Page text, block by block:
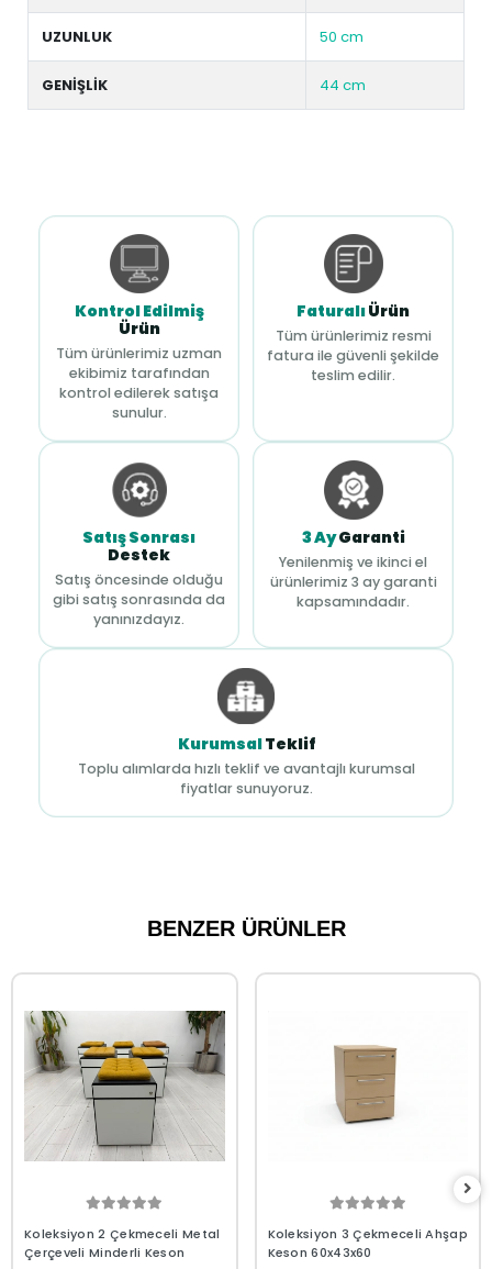
UZUNLUK 50 cm
GENİŞLİK 44 cm
Kontrol Edilmiş
Ürün
Tüm ürünlerimiz uzman
ekibimiz tarafından
kontrol edilerek satışa
sunulur.
FaturalıÜrün
Tüm ürünlerimiz resmi
fatura ile güvenli şekilde
teslim edilir.
Satış Sonrası
Destek
Satış öncesinde olduğu
gibi satış sonrasında da
yanınızdayız.
3 AyGaranti
Yenilenmiş ve ikinci el
ürünlerimiz 3 ay garanti
kapsamındadır.
KurumsalTeklif
Toplu alımlarda hızlı teklif ve avantajlı kurumsal
fiyatlar sunuyoruz.
BENZER ÜRÜNLER
Koleksiyon 2 Çekmeceli Metal
Çerçeveli Minderli Keson
Koleksiyon 3 Çekmeceli Ahşap
Keson 60x43x60